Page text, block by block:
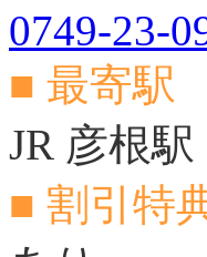
0749-23-
■ 最寄駅
JR 彦根駅
■ 割引特